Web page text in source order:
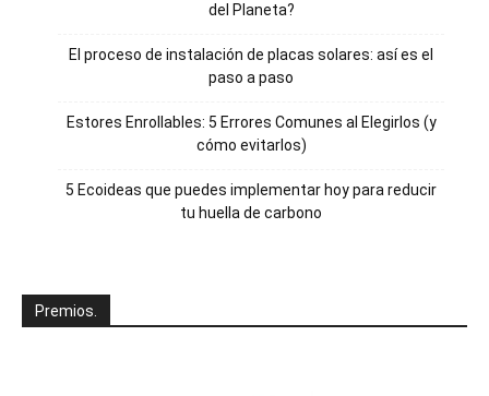
del Planeta?
El proceso de instalación de placas solares: así es el
paso a paso
Estores Enrollables: 5 Errores Comunes al Elegirlos (y
cómo evitarlos)
5 Ecoideas que puedes implementar hoy para reducir
tu huella de carbono
Premios.